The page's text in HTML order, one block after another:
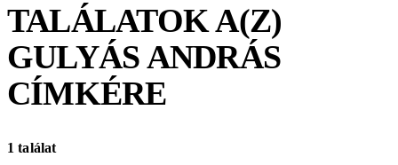
TALÁLATOK A(Z)
GULYÁS ANDRÁS
CÍMKÉRE
1 találat